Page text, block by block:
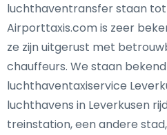
luchthaventransfer staan tot
Airporttaxis.com is zeer
ze zijn uitgerust met
chauffeurs. We staan
luchthaventaxiservice
luchthavens in Leverkusen
treinstation, een andere